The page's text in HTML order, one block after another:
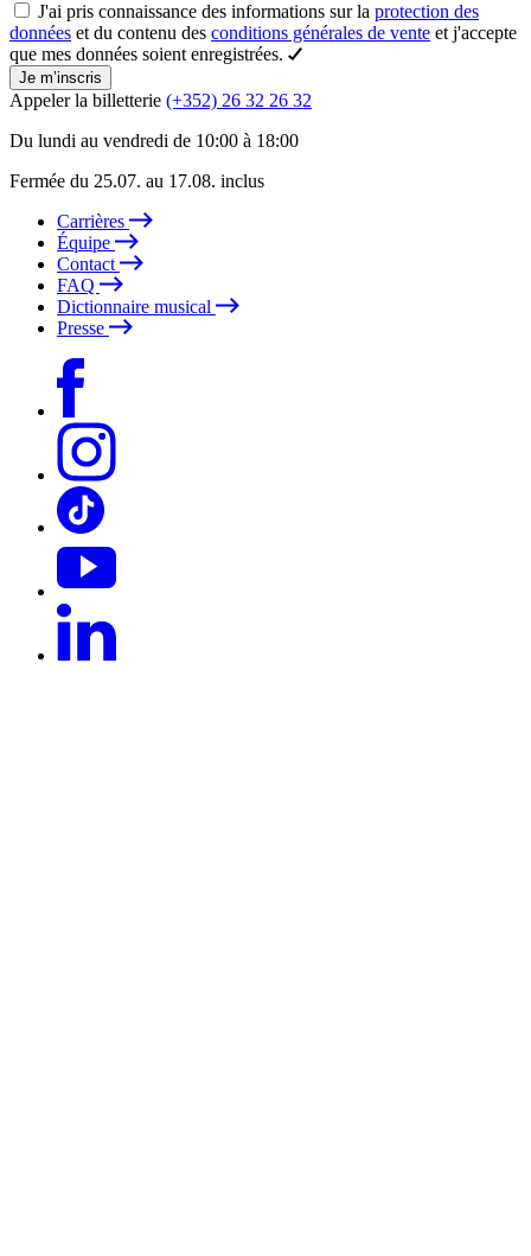
J'ai pris connaissance des informations sur la protection des
données et du contenu des conditions générales de vente et j'accepte
que mes données soient enregistrées.
Je m’inscris
Appeler la billetterie (+352) 26 32 26 32
Du lundi au vendredi de 10:00 à 18:00
Fermée du 25.07. au 17.08. inclus
Carrières
Équipe
Contact
FAQ
Dictionnaire musical
Presse